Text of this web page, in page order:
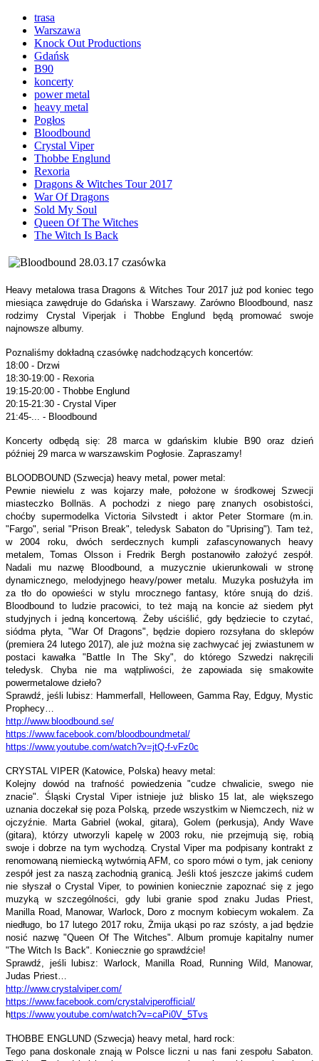
trasa
Warszawa
Knock Out Productions
Gdańsk
B90
koncerty
power metal
heavy metal
Pogłos
Bloodbound
Crystal Viper
Thobbe Englund
Rexoria
Dragons & Witches Tour 2017
War Of Dragons
Sold My Soul
Queen Of The Witches
The Witch Is Back
Heavy metalowa trasa Dragons & Witches Tour 2017 już pod koniec tego
miesiąca zawędruje do Gdańska i Warszawy. Zarówno Bloodbound, nasz
rodzimy Crystal Viperjak i Thobbe Englund będą promować swoje
najnowsze albumy.
Poznaliśmy dokładną czasówkę nadchodzących koncertów:
18:00 - Drzwi
18:30-19:00 - Rexoria
19:15-20:00 - Thobbe Englund
20:15-21:30 - Crystal Viper
21:45-... - Bloodbound
Koncerty odbędą się: 28 marca w gdańskim klubie B90 oraz dzień
później 29 marca w warszawskim Pogłosie. Zapraszamy!
BLOODBOUND (Szwecja) heavy metal, power metal:
Pewnie niewielu z was kojarzy małe, położone w środkowej Szwecji
miasteczko Bollnäs. A pochodzi z niego parę znanych osobistości,
choćby supermodelka Victoria Silvstedt i aktor Peter Stormare (m.in.
"Fargo", serial "Prison Break", teledysk Sabaton do "Uprising"). Tam też,
w 2004 roku, dwóch serdecznych kumpli zafascynowanych heavy
metalem, Tomas Olsson i Fredrik Bergh postanowiło założyć zespół.
Nadali mu nazwę Bloodbound, a muzycznie ukierunkowali w stronę
dynamicznego, melodyjnego heavy/power metalu. Muzyka posłużyła im
za tło do opowieści w stylu mrocznego fantasy, które snują do dziś.
Bloodbound to ludzie pracowici, to też mają na koncie aż siedem płyt
studyjnych i jedną koncertową. Żeby uściślić, gdy będziecie to czytać,
siódma płyta, "War Of Dragons", będzie dopiero rozsyłana do sklepów
(premiera 24 lutego 2017), ale już można się zachwycać jej zwiastunem w
postaci kawałka "Battle In The Sky", do którego Szwedzi nakręcili
teledysk. Chyba nie ma wątpliwości, że zapowiada się smakowite
powermetalowe dzieło?
Sprawdź, jeśli lubisz: Hammerfall, Helloween, Gamma Ray, Edguy, Mystic
Prophecy…
http://www.bloodbound.se/
https://www.facebook.com/bloodboundmetal/
https://www.youtube.com/watch?v=jtQ-f-vFz0c
CRYSTAL VIPER (Katowice, Polska) heavy metal:
Kolejny dowód na trafność powiedzenia "cudze chwalicie, swego nie
znacie". Śląski Crystal Viper istnieje już blisko 15 lat, ale większego
uznania doczekał się poza Polską, przede wszystkim w Niemczech, niż w
ojczyźnie. Marta Gabriel (wokal, gitara), Golem (perkusja), Andy Wave
(gitara), którzy utworzyli kapelę w 2003 roku, nie przejmują się, robią
swoje i dobrze na tym wychodzą. Crystal Viper ma podpisany kontrakt z
renomowaną niemiecką wytwórnią AFM, co sporo mówi o tym, jak ceniony
zespół jest za naszą zachodnią granicą. Jeśli ktoś jeszcze jakimś cudem
nie słyszał o Crystal Viper, to powinien koniecznie zapoznać się z jego
muzyką w szczególności, gdy lubi granie spod znaku Judas Priest,
Manilla Road, Manowar, Warlock, Doro z mocnym kobiecym wokalem. Za
niedługo, bo 17 lutego 2017 roku, Żmija ukąsi po raz szósty, a jad będzie
nosić nazwę "Queen Of The Witches". Album promuje kapitalny numer
"The Witch Is Back". Koniecznie go sprawdźcie!
Sprawdź, jeśli lubisz: Warlock, Manilla Road, Running Wild, Manowar,
Judas Priest…
http://www.crystalviper.com/
https://www.facebook.com/crystalviperofficial/
https://www.youtube.com/watch?v=caPi0V_5Tvs
THOBBE ENGLUND (Szwecja) heavy metal, hard rock:
Tego pana doskonale znają w Polsce liczni u nas fani zespołu Sabaton.